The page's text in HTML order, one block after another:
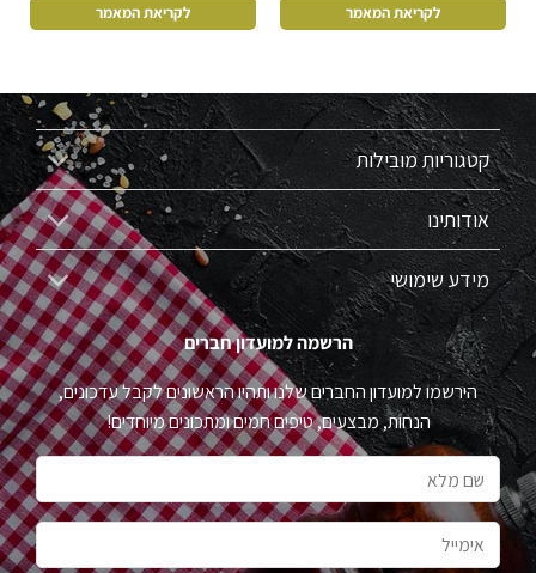
קטגוריות מובילות
אודותינו
מידע שימושי
הרשמה למועדון חברים
הירשמו למועדון החברים שלנו ותהיו הראשונים לקבל עדכונים,
הנחות, מבצעים, טיפים חמים ומתכונים מיוחדים!